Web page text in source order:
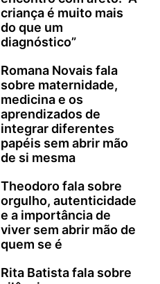
criança é muito mais
do que um
diagnóstico”
Romana Novais fala
sobre maternidade,
medicina e os
aprendizados de
integrar diferentes
papéis sem abrir mão
de si mesma
Theodoro fala sobre
orgulho, autenticidade
e a importância de
viver sem abrir mão de
quem se é
Rita Batista fala sobre